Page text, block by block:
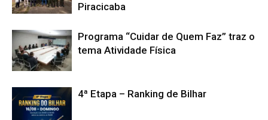
Piracicaba
Programa “Cuidar de Quem Faz” traz o
tema Atividade Física
4ª Etapa – Ranking de Bilhar